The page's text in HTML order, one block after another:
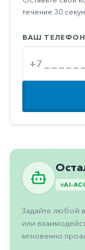
Сосудистые
Тромбозы
течение 30
ВАШ
AI-
Задайте любой
или
мгновенно